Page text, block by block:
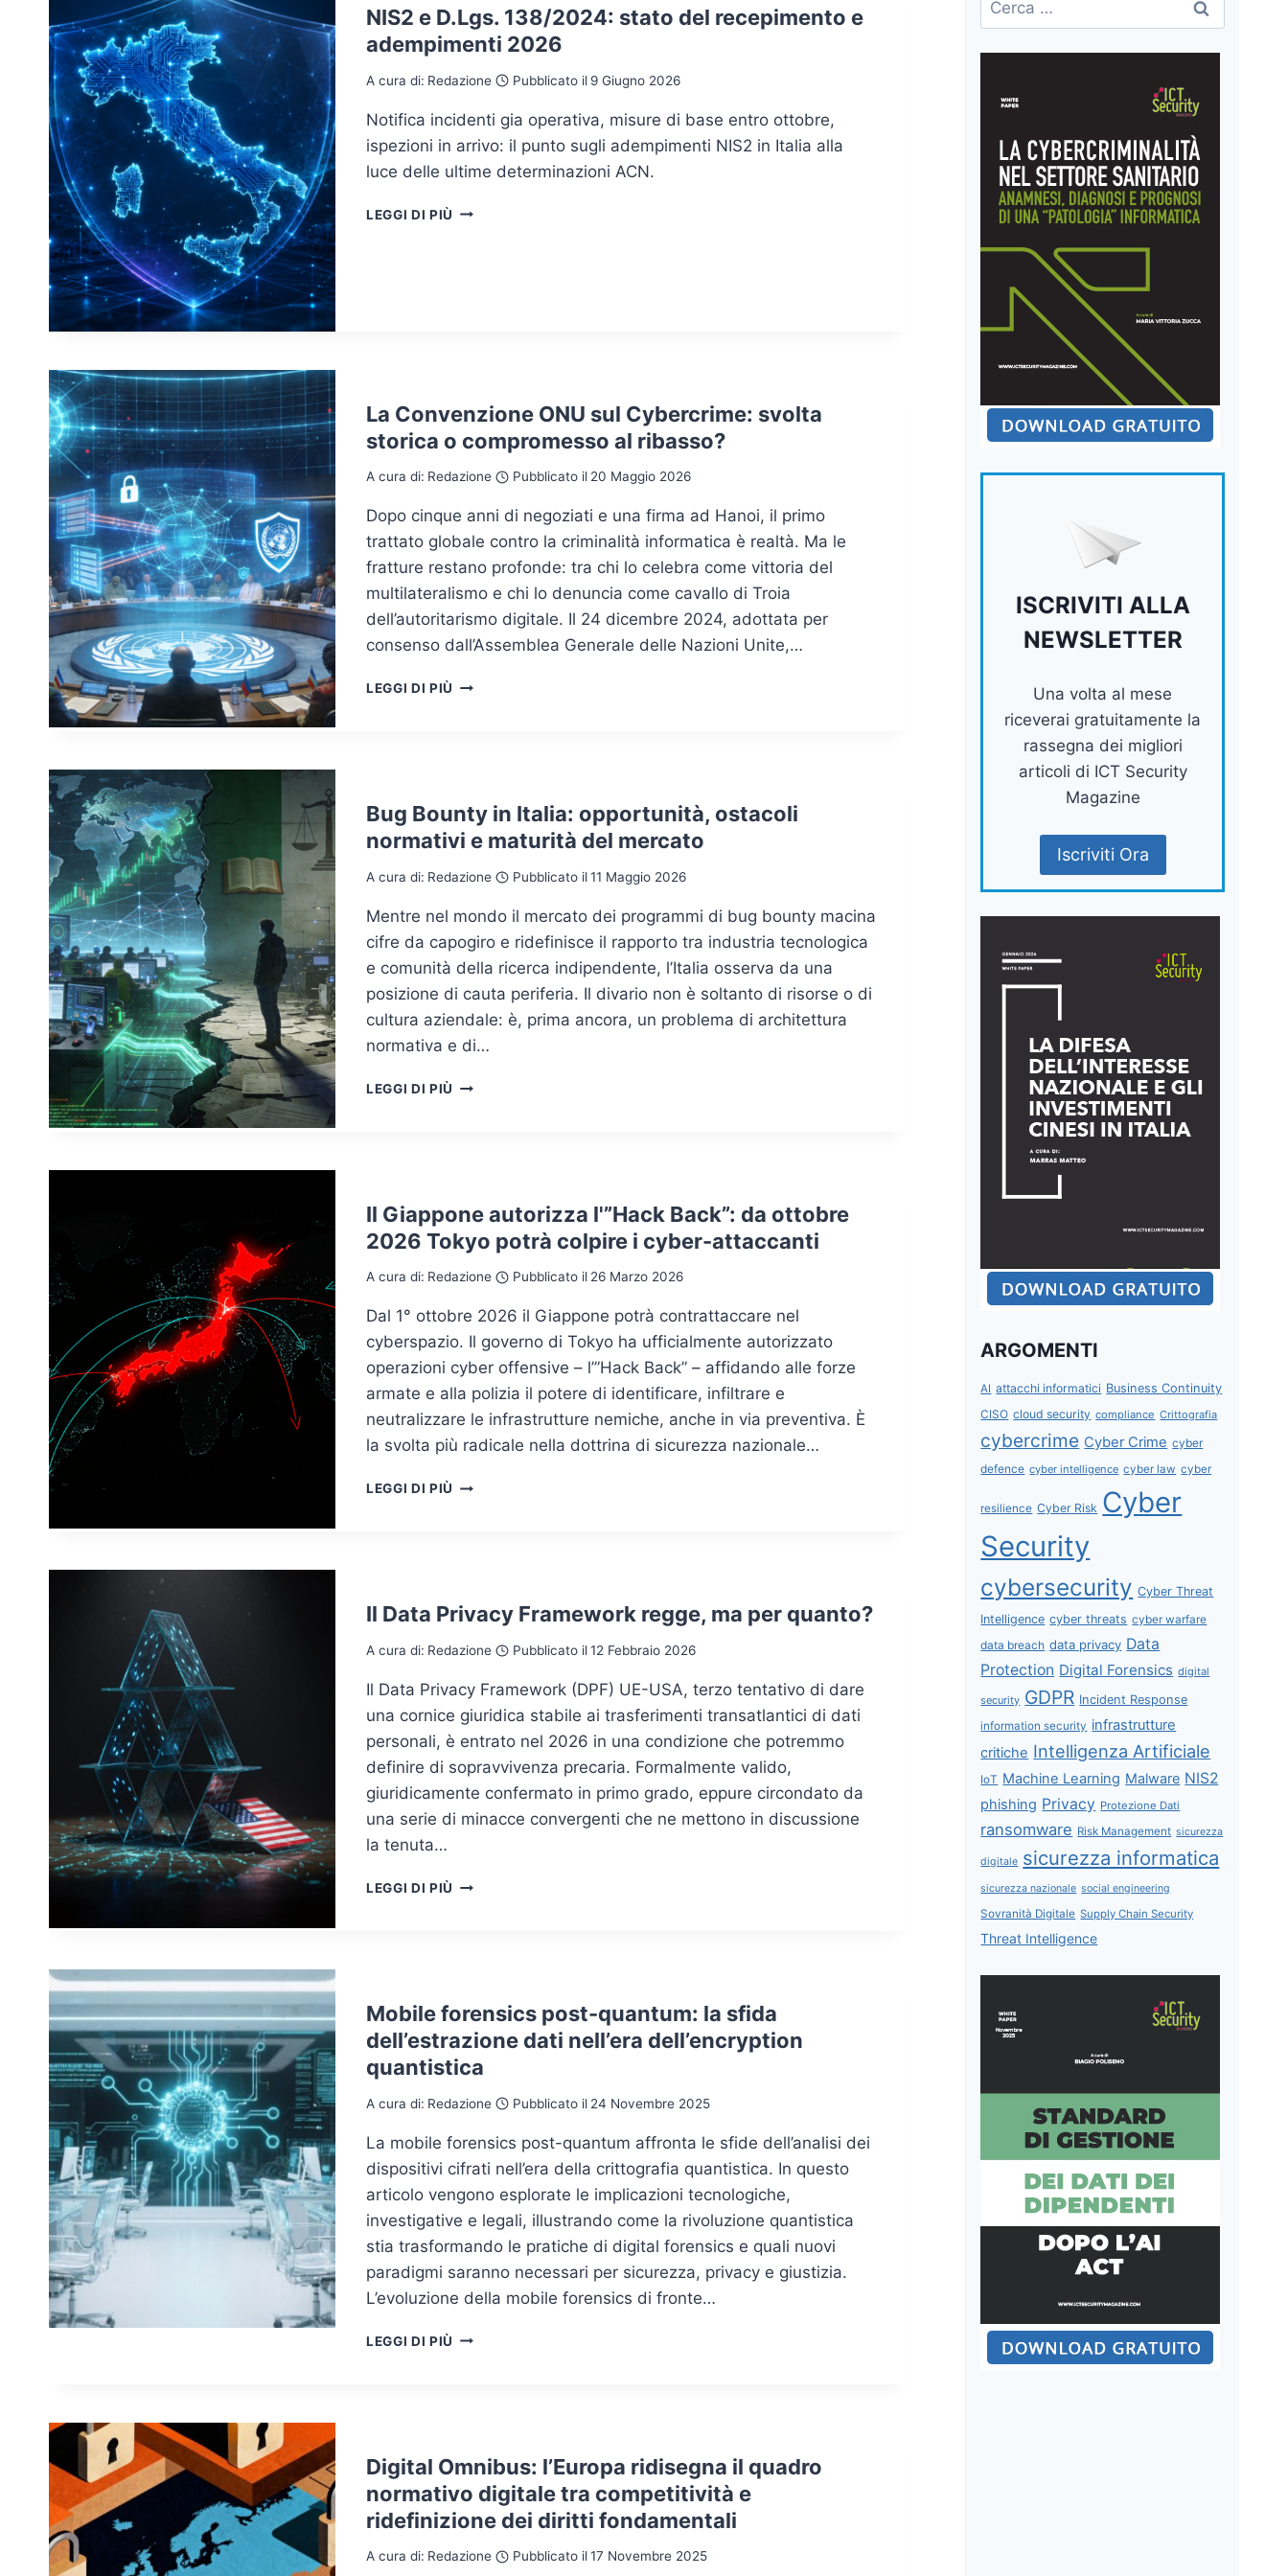
NIS2 e D.Lgs. 138/2024: stato del recepimento e
adempimenti 2026
A cura di: Redazione Pubblicato il 9 Giugno 2026
Notifica incidenti gia operativa, misure di base entro ottobre,
ispezioni in arrivo: il punto sugli adempimenti NIS2 in Italia alla
luce delle ultime determinazioni ACN.
LEGGI DI PIÙ NIS2
La Convenzione ONU sul Cybercrime: svolta
storica o compromesso al ribasso?
A cura di: Redazione Pubblicato il 20 Maggio 2026
Dopo cinque anni di negoziati e una firma ad Hanoi, il primo
trattato globale contro la criminalità informatica è realtà. Ma le
fratture restano profonde: tra chi lo celebra come vittoria del
multilateralismo e chi lo denuncia come cavallo di Troia
dell’autoritarismo digitale. Il 24 dicembre 2024, adottata per
consenso dall’Assemblea Generale delle Nazioni Unite,…
LEGGI DI PIÙ LA
STORICA
O
COMPROMESSO
RIBASSO?
Bug Bounty in Italia: opportunità, ostacoli
normativi e maturità del mercato
A cura di: Redazione Pubblicato il11 Maggio 2026
Mentre nel mondo il mercato dei programmi di bug bounty macina
cifre da capogiro e ridefinisce il rapporto tra industria tecnologica
e comunità della ricerca indipendente, l’Italia osserva da una
posizione di cauta periferia. Il divario non è soltanto di risorse o di
cultura aziendale: è, prima ancora, un problema di architettura
normativa e di…
LEGGI DI PIÙ BUG
NORMATIVI
E
MATURITÀ
MERCATO
Il Giappone autorizza l'”Hack Back”: da ottobre
2026 Tokyo potrà colpire i cyber-attaccanti
A cura di: Redazione Pubblicato il 26 Marzo 2026
Dal 1° ottobre 2026 il Giappone potrà contrattaccare nel
cyberspazio. Il governo di Tokyo ha ufficialmente autorizzato
operazioni cyber offensive – l’”Hack Back” – affidando alle forze
armate e alla polizia il potere di identificare, infiltrare e
neutralizzare le infrastrutture nemiche, anche in via preventiva. È
la svolta più radicale nella dottrina di sicurezza nazionale…
LEGGI DI PIÙ IL
OTTOBRE
2026
TOKYO
COLPIRE
CYBER-
ATTACCANTI
Il Data Privacy Framework regge, ma per quanto?
A cura di: Redazione Pubblicato il12 Febbraio 2026
Il Data Privacy Framework (DPF) UE-USA, terzo tentativo di dare
una cornice giuridica stabile ai trasferimenti transatlantici di dati
personali, è entrato nel 2026 in una condizione che potremmo
definire di sopravvivenza precaria. Formalmente valido,
giuridicamente confermato in primo grado, eppure circondato da
una serie di minacce convergenti che ne mettono in discussione
la tenuta…
LEGGI DI PIÙ
QUANTO?
Mobile forensics post-quantum: la sfida
dell’estrazione dati nell’era dell’encryption
quantistica
A cura di: Redazione Pubblicato il 24 Novembre 2025
La mobile forensics post-quantum affronta le sfide dell’analisi dei
dispositivi cifrati nell’era della crittografia quantistica. In questo
articolo vengono esplorate le implicazioni tecnologiche,
investigative e legali, illustrando come la rivoluzione quantistica
stia trasformando le pratiche di digital forensics e quali nuovi
paradigmi saranno necessari per sicurezza, privacy e giustizia.
L’evoluzione della mobile forensics di fronte…
LEGGI DI PIÙ MOBILE
DELL’ESTRAZIONE
DATI
NELL’ERA
DELL’ENCRYPTION
Digital Omnibus: l’Europa ridisegna il quadro
normativo digitale tra competitività e
ridefinizione dei diritti fondamentali
A cura di: Redazione Pubblicato il17 Novembre 2025
per:
ISCRIVITI ALLA
NEWSLETTER
Una volta al mese
riceverai gratuitamente la
rassegna dei migliori
articoli di ICT Security
Magazine
Iscriviti Ora
ARGOMENTI
AI attacchi informatici Business Continuity
CISO cloud security compliance Crittografia
cybercrime Cyber Crime cyber
defence cyber intelligence cyber law cyber
resilience Cyber Risk Cyber
Security
cybersecurity Cyber Threat
Intelligence cyber threats cyber warfare
data breach data privacy Data
Protection Digital Forensics digital
security GDPR Incident Response
information security infrastrutture
critiche Intelligenza Artificiale
IoT Machine Learning Malware NIS2
phishing Privacy Protezione Dati
ransomware Risk Management sicurezza
digitale sicurezza informatica
sicurezza nazionale social engineering
Sovranità Digitale Supply Chain Security
Threat Intelligence